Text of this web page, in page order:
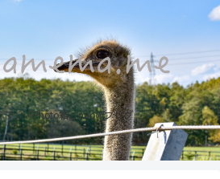
マン『Photo箱』naoのブログ